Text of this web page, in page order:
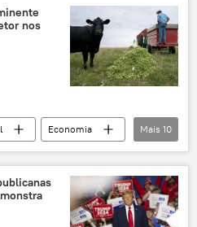
Defesa
nos
Economia
fazendeiros
crise de alimentos
Mais 10